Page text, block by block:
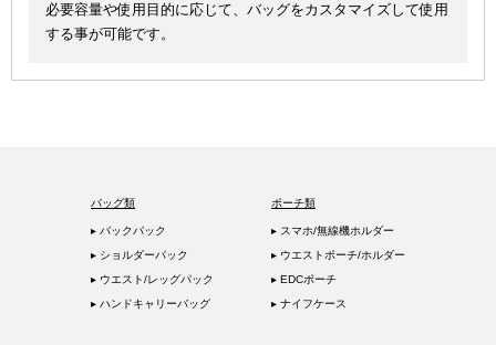
必要容量や使用目的に応じて、バッグをカスタマイズして使用
する事が可能です。
バッグ類
▸ バックパック
▸ ショルダーパック
▸ ウエスト/レッグパック
▸ ハンドキャリーバッグ
ポーチ類
▸ スマホ/無線機ホルダー
▸ ウエストポーチ/ホルダー
▸ EDCポーチ
▸ ナイフケース